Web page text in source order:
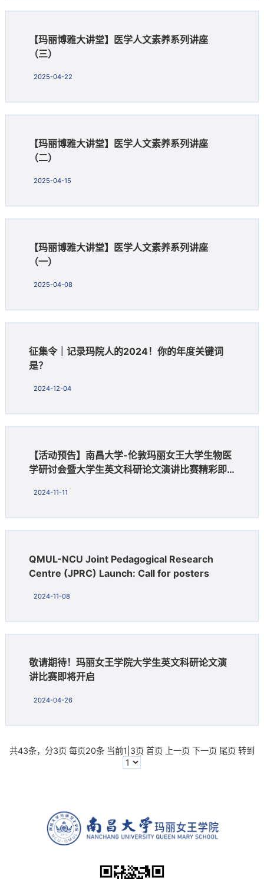
【玛丽博雅大讲堂】医学人文素养系列讲座
（三）
2025-04-22
【玛丽博雅大讲堂】医学人文素养系列讲座
（二）
2025-04-15
【玛丽博雅大讲堂】医学人文素养系列讲座
（一）
2025-04-08
征集令｜记录玛院人的2024！你的年度关键词
是？
2024-12-04
【活动预告】南昌大学-伦敦玛丽女王大学生物医
学研讨会暨大学生英文科研论文演讲比赛精彩即
2024-11-11
QMUL-NCU Joint Pedagogical Research
Centre (JPRC) Launch: Call for posters
2024-11-08
敬请期待！玛丽女王学院大学生英文科研论文演
讲比赛即将开启
2024-04-26
共43条，分3页 每页20条 当前1|3页 首页 上一页 下一页 尾页转到